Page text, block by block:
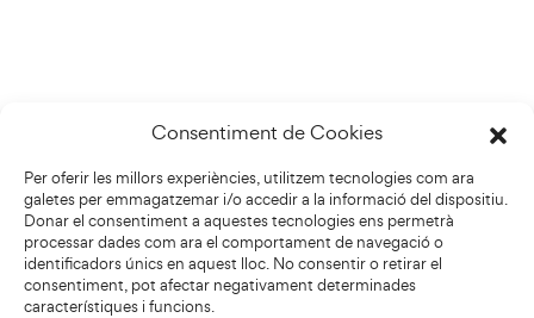
Consentiment de Cookies
Per oferir les millors experiències, utilitzem tecnologies com ara
galetes per emmagatzemar i/o accedir a la informació del dispositiu.
Donar el consentiment a aquestes tecnologies ens permetrà
processar dades com ara el comportament de navegació o
identificadors únics en aquest lloc. No consentir o retirar el
consentiment, pot afectar negativament determinades
característiques i funcions.